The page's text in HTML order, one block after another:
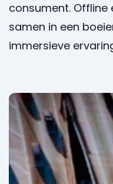
consument. Offline
samen in een
immersieve